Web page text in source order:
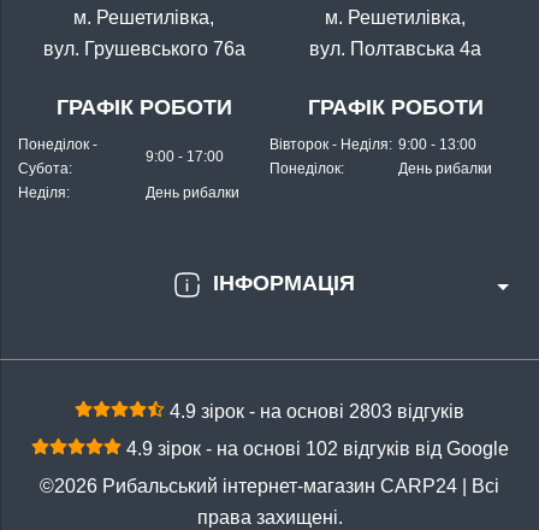
ІНФОРМАЦІЯ
м. Решетилівка,
вул. Грушевського 76а
ГРАФІК РОБОТИ
Понеділок -
Субота:
9:00 - 17:00
Неділя: День рибалки
м. Решетилівка,
вул. Полтавська 4а
ГРАФІК РОБОТИ
Вівторок - Неділя: 9:00 - 13:00
Понеділок:
День рибалки
4.9 зірок - на основі 2803 відгуків
4.9 зірок - на основі 102 відгуків від Google
©2026 Рибальський інтернет-магазин CARP24 | Всі
права захищені.